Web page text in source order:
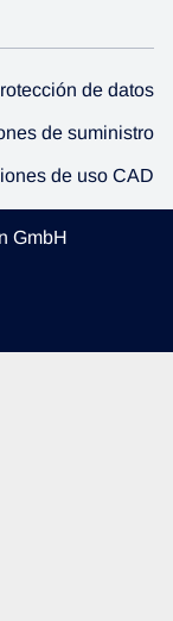
de datos
de suministro
de uso CAD
GmbH